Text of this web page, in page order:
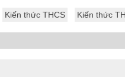
Kiến thức THCS Kiến thức